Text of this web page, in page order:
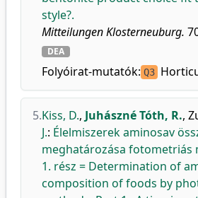
style?.
Mitteilungen Klosterneuburg.
DEA
Folyóirat-mutatók: Q3
5.Kiss, D., Juhászné Tóth, R.,
J.: Élelmiszerek aminosav
meghatározása fotometriás
1. rész = Determination of
composition of foods by